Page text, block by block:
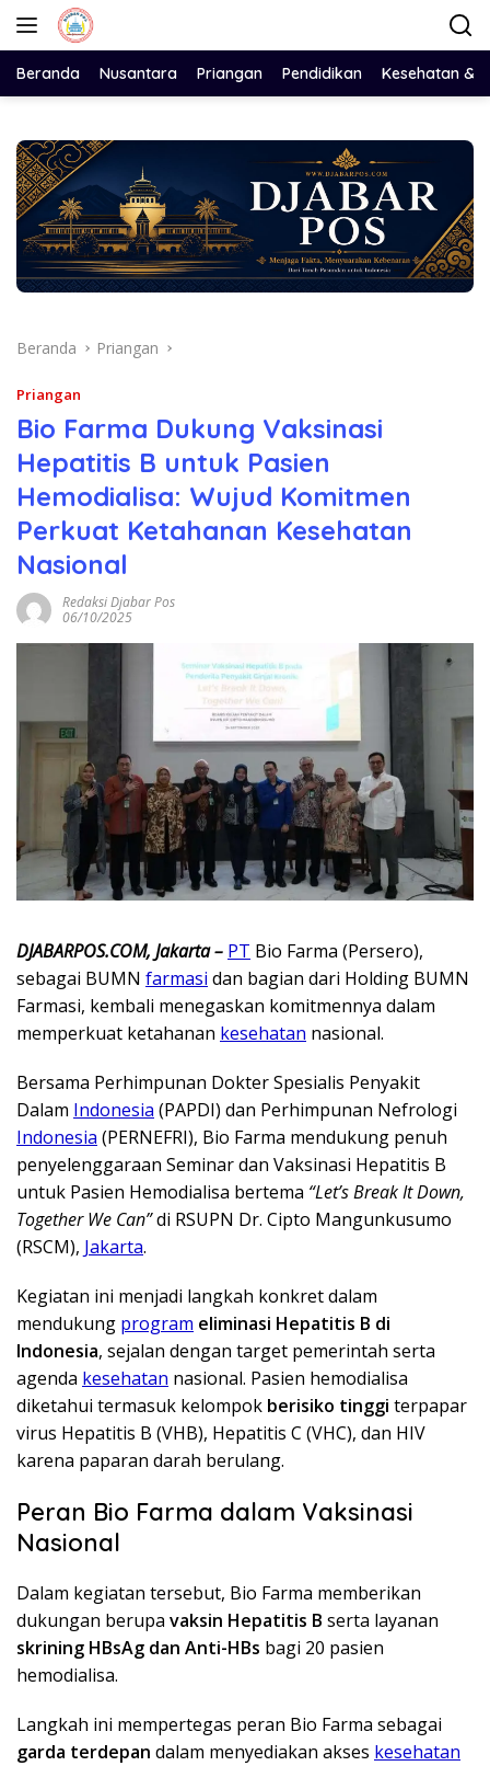
Langsung
Beranda Nusantara Priangan Pendidikan Kesehatan &
Beranda Priangan
Priangan
Bio Farma Dukung Vaksinasi
Hepatitis B untuk Pasien
Hemodialisa: Wujud Komitmen
Perkuat Ketahanan Kesehatan
Nasional
Redaksi Djabar Pos
06/10/2025
DJABARPOS.COM, Jakarta – PT Bio Farma (Persero),
sebagai BUMN farmasi dan bagian dari Holding BUMN
Farmasi, kembali menegaskan komitmennya dalam
memperkuat ketahanan kesehatan nasional.
Bersama Perhimpunan Dokter Spesialis Penyakit
Dalam Indonesia (PAPDI) dan Perhimpunan Nefrologi
Indonesia (PERNEFRI), Bio Farma mendukung penuh
penyelenggaraan Seminar dan Vaksinasi Hepatitis B
untuk Pasien Hemodialisa bertema “Let’s Break It Down,
Together We Can”di RSUPN Dr. Cipto Mangunkusumo
(RSCM), Jakarta.
Kegiatan ini menjadi langkah konkret dalam
mendukung program eliminasi Hepatitis B di
Indonesia, sejalan dengan target pemerintah serta
agenda kesehatan nasional. Pasien hemodialisa
diketahui termasuk kelompok berisiko tinggi terpapar
virus Hepatitis B (VHB), Hepatitis C (VHC), dan HIV
karena paparan darah berulang.
Peran Bio Farma dalam Vaksinasi
Nasional
Dalam kegiatan tersebut, Bio Farma memberikan
dukungan berupa vaksin Hepatitis B serta layanan
skrining HBsAg dan Anti-HBs bagi 20 pasien
hemodialisa.
Langkah ini mempertegas peran Bio Farma sebagai
garda terdepan dalam menyediakan akses kesehatan